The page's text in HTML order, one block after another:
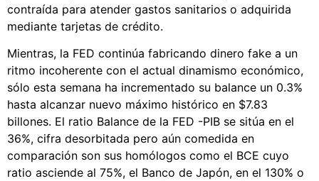
contraída para atender gastos sanitarios o adquirida
mediante tarjetas de crédito.
Mientras, la FED continúa fabricando dinero fake a un
ritmo incoherente con el actual dinamismo económico,
sólo esta semana ha incrementado su balance un 0.3%
hasta alcanzar nuevo máximo histórico en $7.83
billones. El ratio Balance de la FED -PIB se sitúa en el
36%, cifra desorbitada pero aún comedida en
comparación son sus homólogos como el BCE cuyo
ratio asciende al 75%, el Banco de Japón, en el 130% o